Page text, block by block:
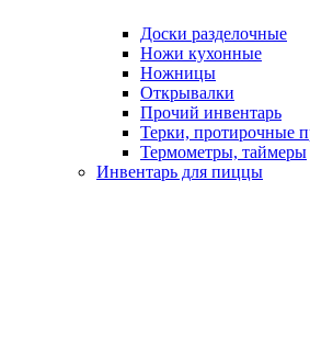
Доски разделочные
Ножи кухонные
Ножницы
Открывалки
Прочий инвентарь
Терки, протирочные
Термометры, таймеры
Инвентарь для пиццы